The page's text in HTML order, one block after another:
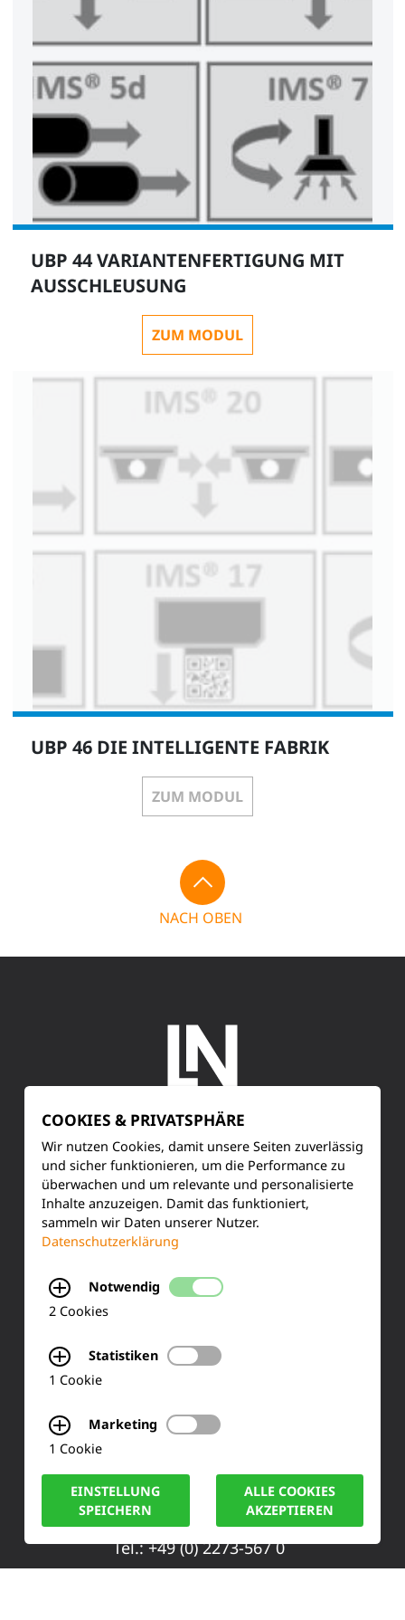
UBP 44 VARIANTENFERTIGUNG MIT
AUSSCHLEUSUNG
ZUM MODUL
UBP 46 DIE INTELLIGENTE FABRIK
ZUM MODUL
NACH OBEN
SERVICE
Kundenservice
Produktinformationen
FAQ
KONTAKT
50170 Kerpen
Tel.: +49 (0) 2273-567 0
COOKIES & PRIVATSPHÄRE
Wir nutzen Cookies, damit unsere Seiten zuverlässig
und sicher funktionieren, um die Performance zu
überwachen und um relevante und personalisierte
Inhalte anzuzeigen. Damit das funktioniert,
sammeln wir Daten unserer Nutzer.
Datenschutzerklärung
Notwendig
2 Cookies
Statistiken
1 Cookie
Marketing
1 Cookie
EINSTELLUNG
SPEICHERN
ALLE COOKIES
AKZEPTIEREN